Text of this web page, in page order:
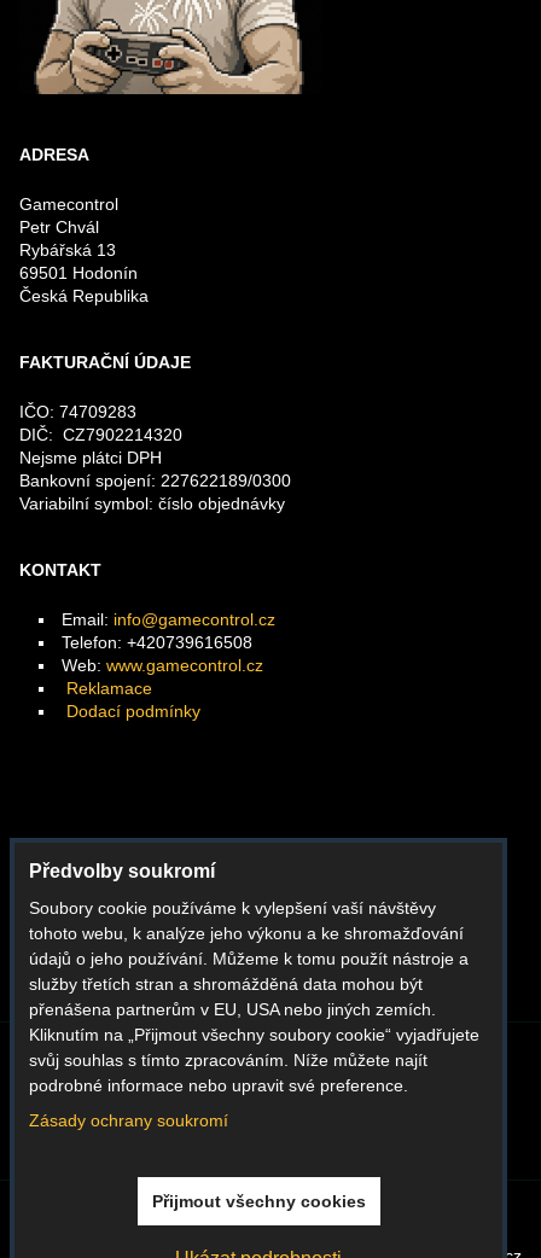
ADRESA
Gamecontrol
Petr Chvál
Rybářská 13
69501 Hodonín
Česká Republika
FAKTURAČNÍ ÚDAJE
IČO: 74709283
DIČ: CZ7902214320
Nejsme plátci DPH
Bankovní spojení: 227622189/0300
Variabilní symbol: číslo objednávky
KONTAKT
Email: info@gamecontrol.cz
Telefon: +420739616508
Web: www.gamecontrol.cz
Reklamace
Dodací podmínky
Instagram
Youtube
Whatsapp
BLOG O NÁS KONTAKT
REKLAMACE
DODACÍ PODMÍNKY
OBCHODNÍ PODMÍNKY
Předvolby soukromí Zásady ochrany soukromí
Předvolby soukromí
Soubory cookie používáme k vylepšení vaší návštěvy
tohoto webu, k analýze jeho výkonu a ke shromažďování
údajů o jeho používání. Můžeme k tomu použít nástroje a
služby třetích stran a shromážděná data mohou být
přenášena partnerům v EU, USA nebo jiných zemích.
Kliknutím na „Přijmout všechny soubory cookie“ vyjadřujete
svůj souhlas s tímto zpracováním. Níže můžete najít
podrobné informace nebo upravit své preference.
Zásady ochrany soukromí
Přijmout všechny cookies